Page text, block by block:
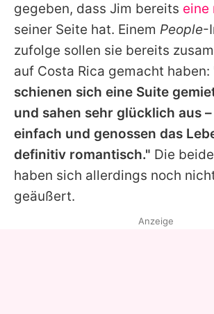
gegeben, dass Jim bereits eine
seiner Seite hat. Einem People-
zufolge sollen sie bereits
auf Costa Rica gemacht haben:
schienen sich eine Suite
und sahen sehr glücklich aus
einfach und genossen das
definitiv romantisch." Die
haben sich allerdings noch
geäußert.
Anzeige